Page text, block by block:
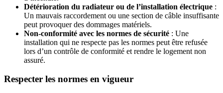
Détérioration du radiateur ou de l’installation électrique :
Un mauvais raccordement ou une section de câble insuffisante
peut provoquer des dommages matériels.
Non-conformité avec les normes de sécurité : Une
installation qui ne respecte pas les normes peut être refusée
lors d’un contrôle de conformité et rendre le logement non
assuré.
Respecter les normes en vigueur